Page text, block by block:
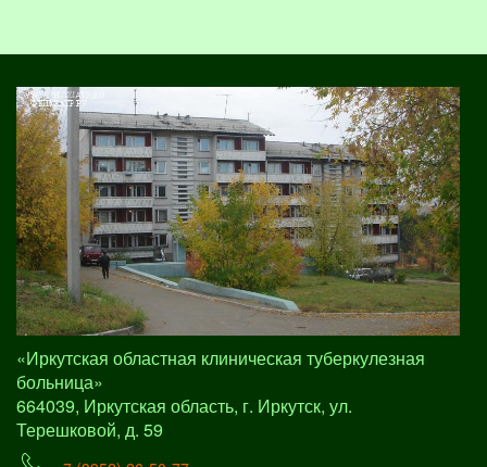
«Иркутская областная клиническая туберкулезная
больница»
664039, Иркутская область, г. Иркутск, ул.
Терешковой, д. 59